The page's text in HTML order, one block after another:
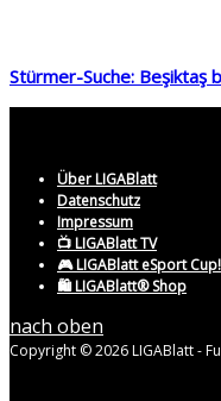
Stürmer-Suche: Beşiktaş
Über LIGABlatt
Datenschutz
Impressum
📺 LIGABlatt TV
🎮 LIGABlatt eSport Cup!
🛍️ LIGABlatt® Shop
nach oben
Copyright © 2026 LIGABlatt -